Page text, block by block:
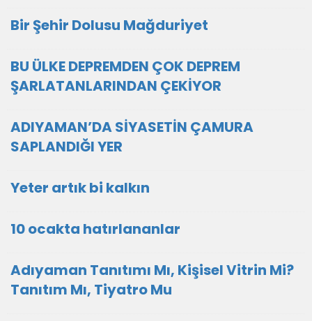
Bir Şehir Dolusu Mağduriyet
BU ÜLKE DEPREMDEN ÇOK DEPREM
ŞARLATANLARINDAN ÇEKİYOR
ADIYAMAN’DA SİYASETİN ÇAMURA
SAPLANDIĞI YER
Yeter artık bi kalkın
10 ocakta hatırlananlar
Adıyaman Tanıtımı Mı, Kişisel Vitrin Mi?
Tanıtım Mı, Tiyatro Mu